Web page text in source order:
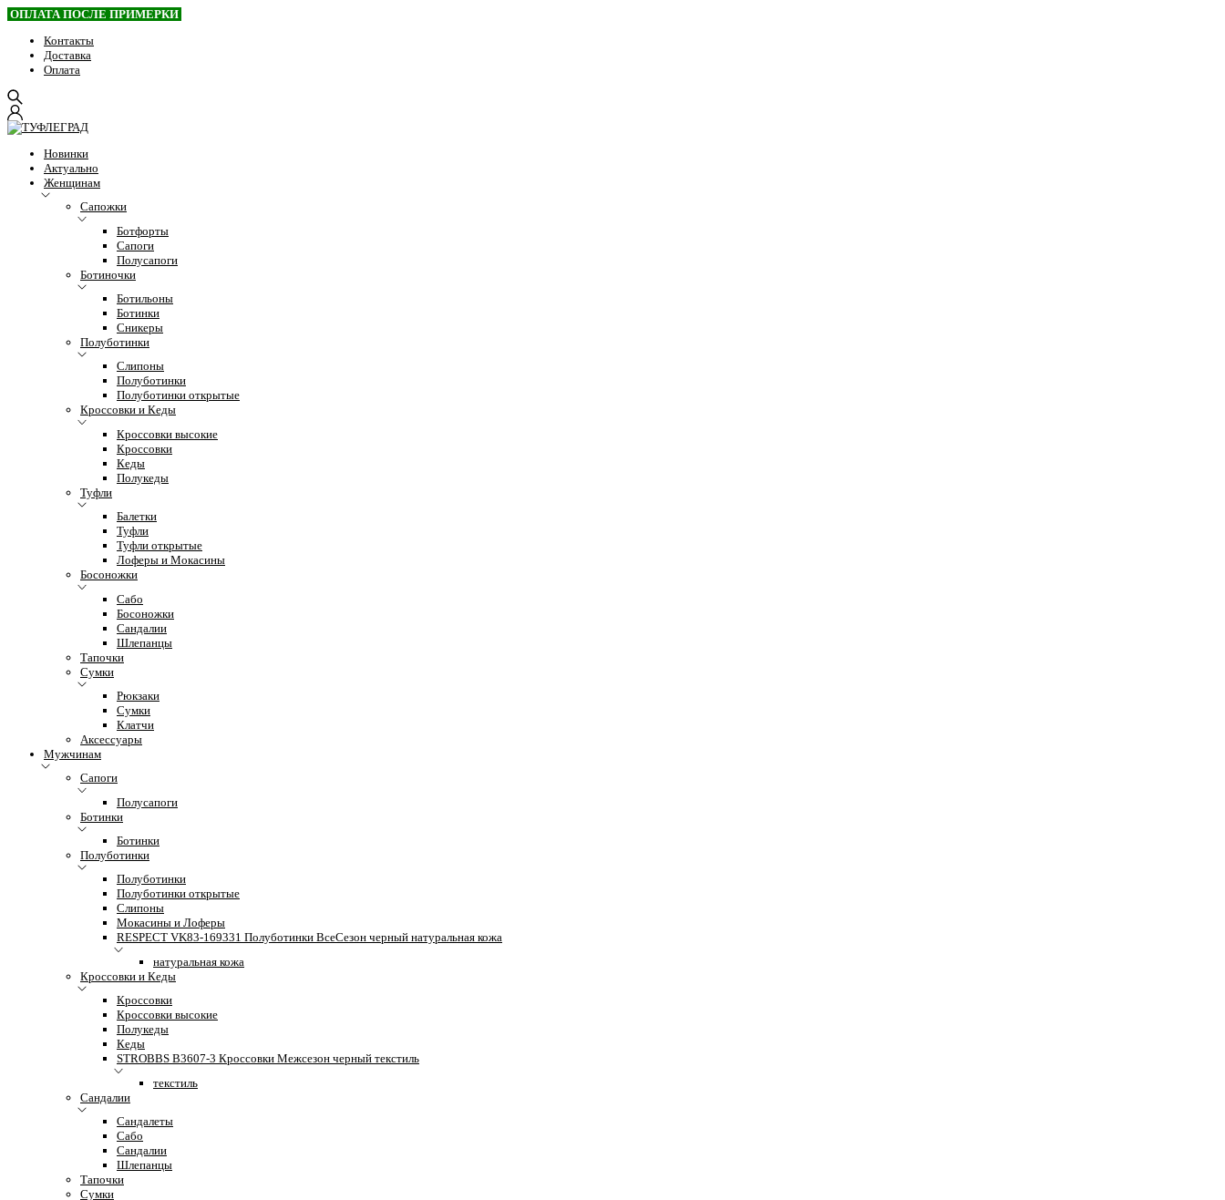
ОПЛАТА ПОСЛЕ ПРИМЕРКИ
Контакты
Доставка
Оплата
Новинки
Актуально
Женщинам
Сапожки
Ботфорты
Сапоги
Полусапоги
Ботиночки
Ботильоны
Ботинки
Сникеры
Полуботинки
Слипоны
Полуботинки
Полуботинки открытые
Кроссовки и Кеды
Кроссовки высокие
Кроссовки
Кеды
Полукеды
Туфли
Балетки
Туфли
Туфли открытые
Лоферы и Мокасины
Босоножки
Сабо
Босоножки
Сандалии
Шлепанцы
Тапочки
Сумки
Рюкзаки
Сумки
Клатчи
Аксессуары
Мужчинам
Сапоги
Полусапоги
Ботинки
Ботинки
Полуботинки
Полуботинки
Полуботинки открытые
Слипоны
Мокасины и Лоферы
RESPECT VK83-169331 Полуботинки ВсеСезон черный натуральная кожа
натуральная кожа
Кроссовки и Кеды
Кроссовки
Кроссовки высокие
Полукеды
Кеды
STROBBS B3607-3 Кроссовки Межсезон черный текстиль
текстиль
Сандалии
Сандалеты
Сабо
Сандалии
Шлепанцы
Тапочки
Сумки